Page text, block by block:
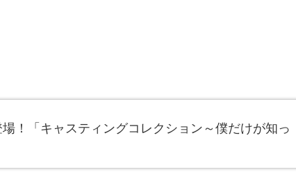
！「キャスティングコレクション～僕だけが知っ